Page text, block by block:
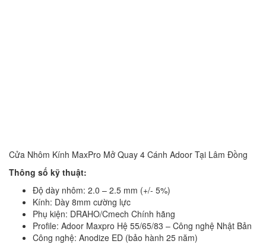
Cửa Nhôm Kính MaxPro Mở Quay 4 Cánh Adoor Tại Lâm Đồng
Thông số kỹ thuật:
Độ dày nhôm: 2.0 – 2.5 mm (+/- 5%)
Kính: Dày 8mm cường lực
Phụ kiện: DRAHO/Cmech Chính hãng
Profile: Adoor Maxpro Hệ 55/65/83 – Công nghệ Nhật Bản
Công nghệ: Anodize ED (bảo hành 25 năm)